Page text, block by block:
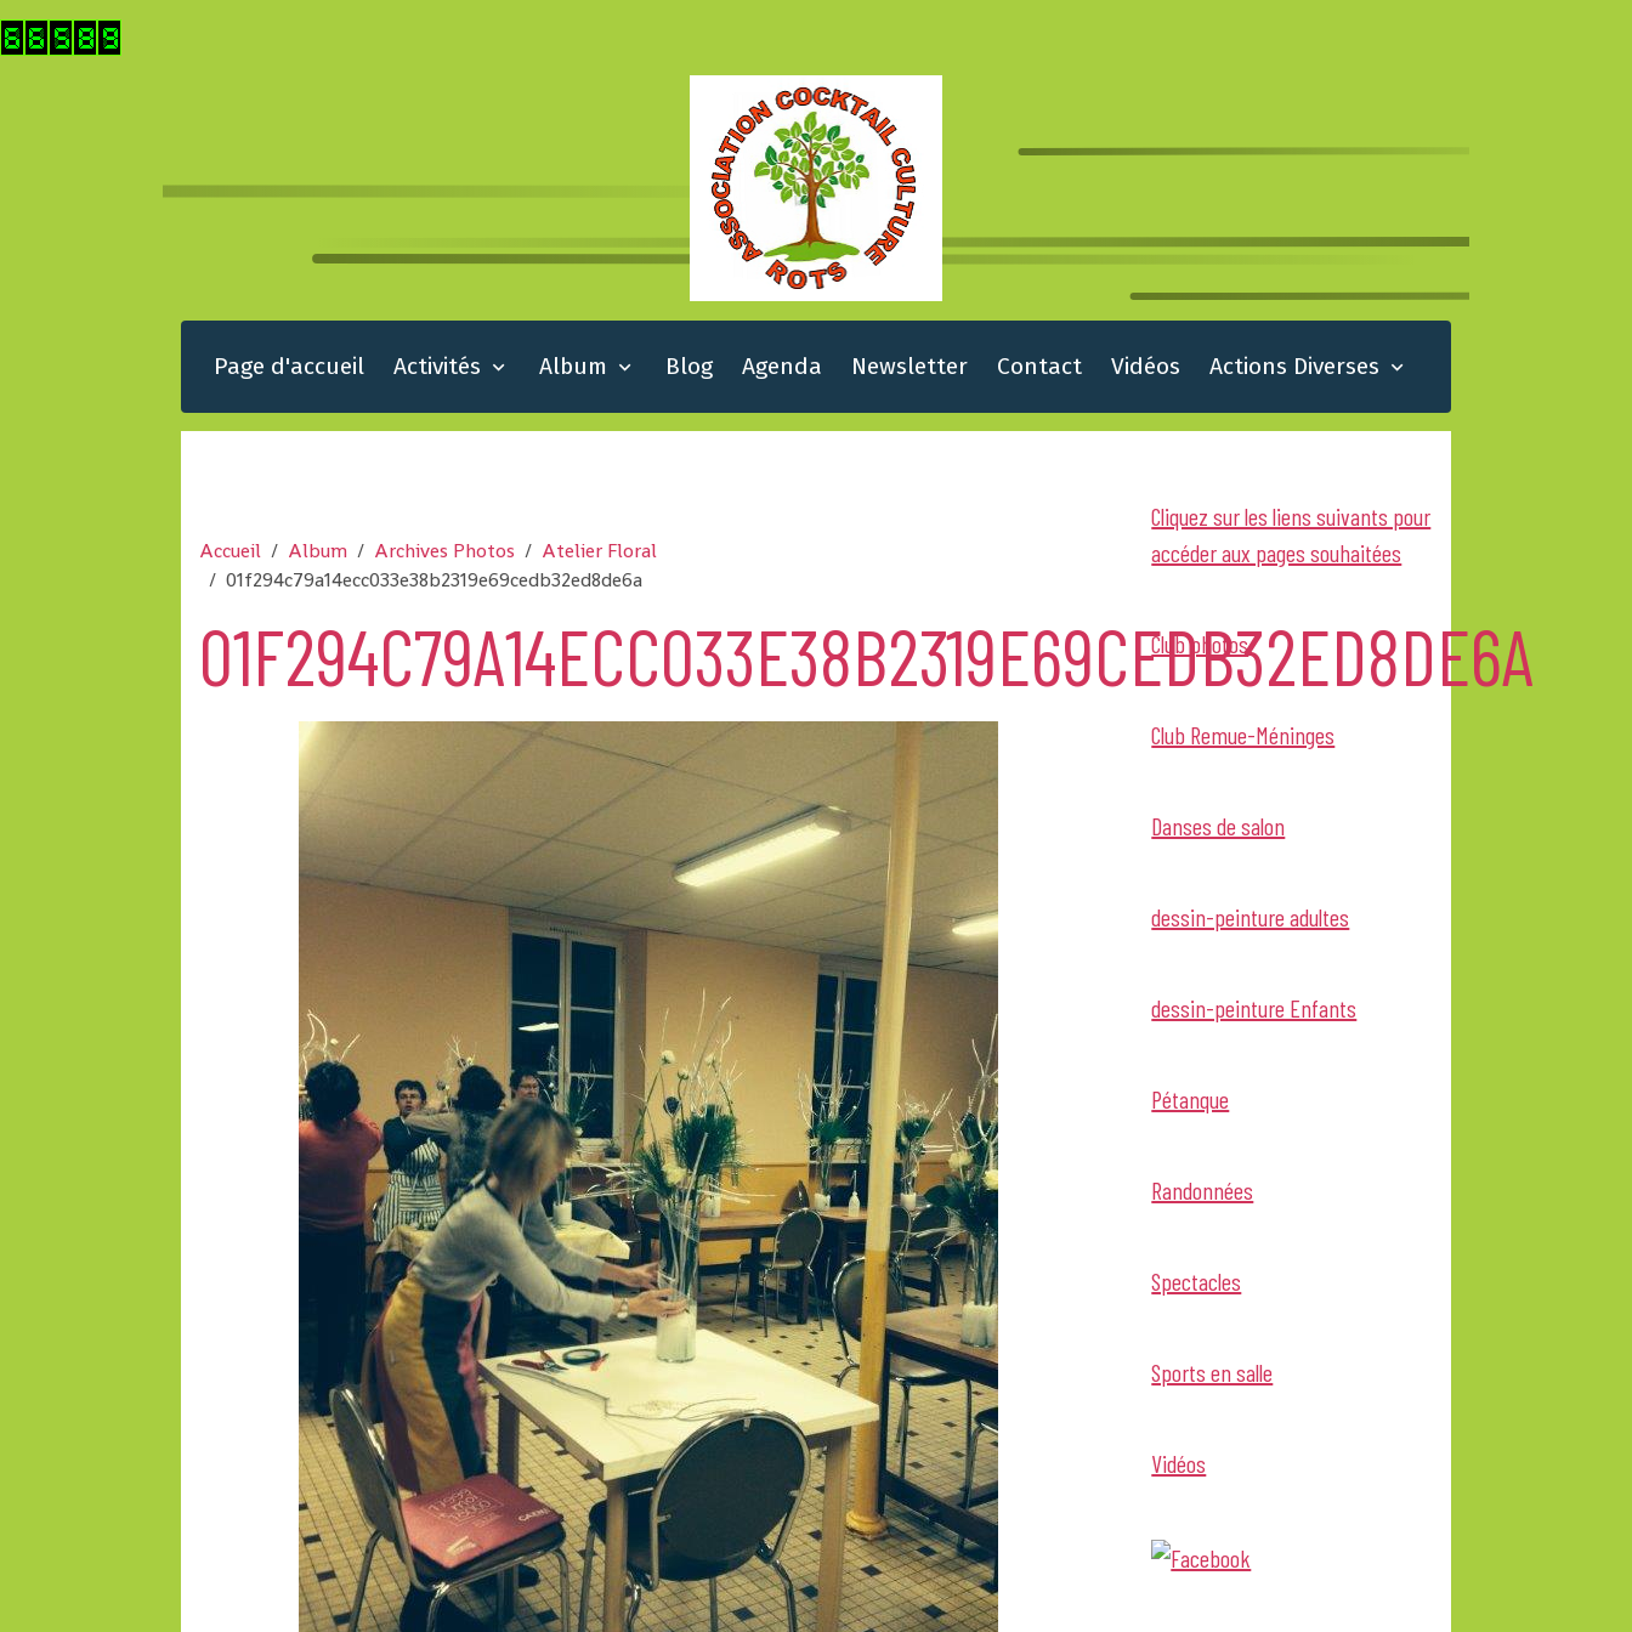
Page d'accueil Activités Album Blog Agenda Newsletter Contact Vidéos Actions Diverses
Accueil Album Archives Photos
Atelier Floral
01f294c79a14ecc033e38b2319e69cedb32ed8de6a
01F294C79A14ECC033E38B2319E69CEDB32ED8DE6A
Cliquez sur les liens suivants pour
accéder aux pages souhaitées
Club photos
Club Remue-Méninges
Danses de salon
dessin-peinture adultes
dessin-peinture Enfants
Pétanque
Randonnées
Spectacles
Sports en salle
Vidéos